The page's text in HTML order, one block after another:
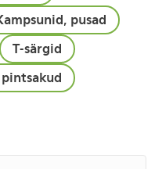
pusad
T-särgid